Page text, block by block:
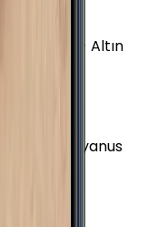
- 16 GB - Altın
32 GB - Okyanus